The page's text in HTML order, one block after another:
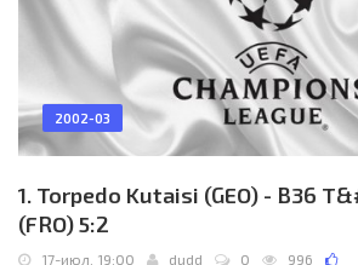
2002-03
1. Torpedo Kutaisi (GEO) - B36
(FRO) 5:2
17-июл, 19:00 dudd 0 996